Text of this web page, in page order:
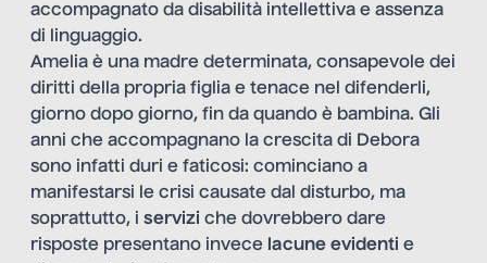
accompagnato da disabilità intellettiva e assenza
di linguaggio.
Amelia è una madre determinata, consapevole dei
diritti della propria figlia e tenace nel difenderli,
giorno dopo giorno, fin da quando è bambina. Gli
anni che accompagnano la crescita di Debora
sono infatti duri e faticosi: cominciano a
manifestarsi le crisi causate dal disturbo, ma
soprattutto, i servizi che dovrebbero dare
risposte presentano invece lacune evidenti e